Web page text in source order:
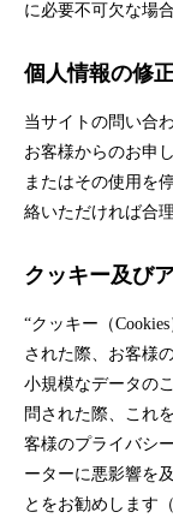
に必要不可欠な場
個人情報の修
当サイトの問い合
お客様からのお申
またはその使用を
絡いただければ合
クッキー及び
“クッキー（
された際、お客様
小規模なデータの
問された際、これ
客様のプライバシ
ーターに悪影響を
とをお勧めします